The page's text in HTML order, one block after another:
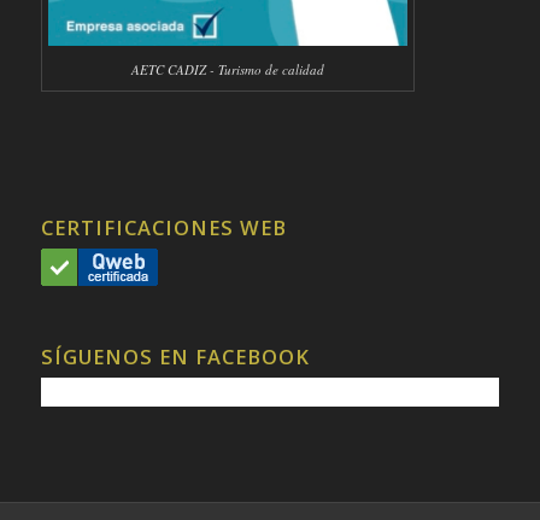
AETC CADIZ - Turismo de calidad
CERTIFICACIONES WEB
SÍGUENOS EN FACEBOOK